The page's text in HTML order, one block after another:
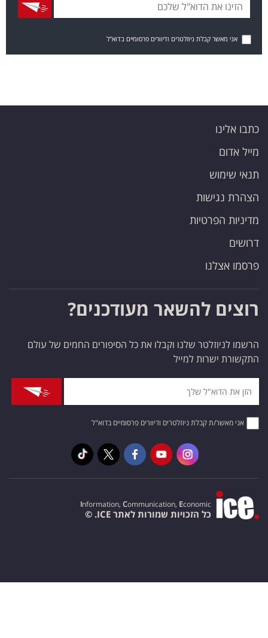
אני מאשר קבלת ניוזלטרים ודיוורים פרסומיים בדוא"ל
כתבו אלינו
מייל אדום
תנאי שימוש
הצהרת נגישות
מדיניות הפרטיות
דרושים
פרסמו אצלנו
רוצים להשאר מעודכנים?
הרשמו לניוזלטר שלנו וקבלו את כל הסיפורים החמים של עולם
התקשורת ישרות למייל
אני מאשר/ת קבלת ניוזלטרים ודיוורים פרסומיים בדוא"ל
Information, Communication, Economic
כל הזכויות שמורות לאתר ICE. ©